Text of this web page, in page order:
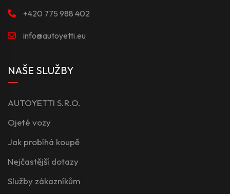
+420 775 988 402
info@autoyetti.eu
NAŠE SLUŽBY
AUTOYETTI S.R.O.
Ojeté vozy
Jak probíhá koupě
Nejčastější dotazy
Služby zákazníkům